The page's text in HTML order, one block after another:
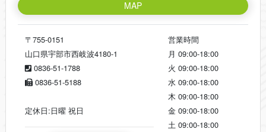
MAP
〒755-0151
山口県宇部市西岐波4180-1
0836-51-1788
0836-51-5188
定休日:日曜 祝日
営業時間
月 09:00-18:00
火 09:00-18:00
水 09:00-18:00
木 09:00-18:00
金 09:00-18:00
土 09:00-18:00